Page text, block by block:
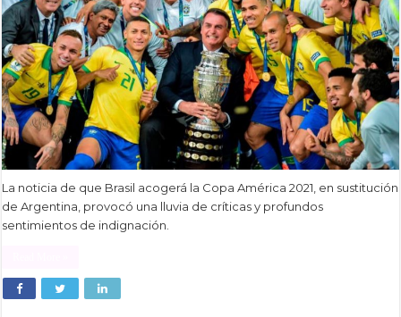
La noticia de que Brasil acogerá la Copa América 2021, en sustitución
de Argentina, provocó una lluvia de críticas y profundos
sentimientos de indignación.